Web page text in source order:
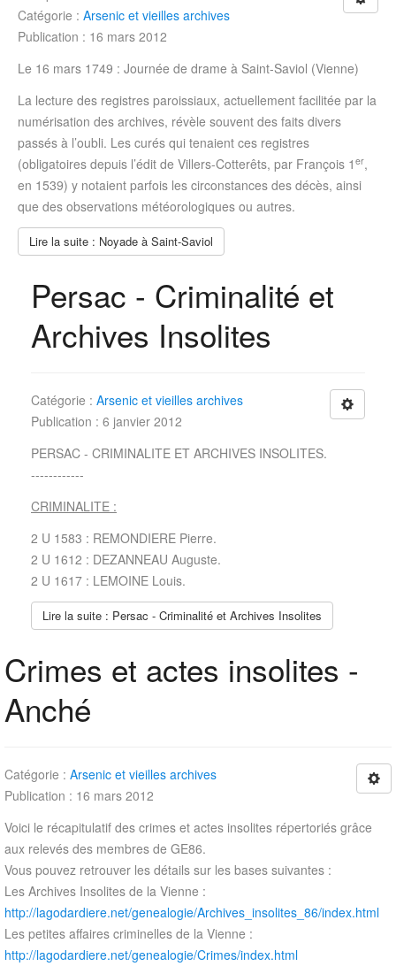
Catégorie : Arsenic et vieilles archives
Publication : 16 mars 2012
Le 16 mars 1749 : Journée de drame à Saint-Saviol (Vienne)
La lecture des registres paroissiaux, actuellement facilitée par la
numérisation des archives, révèle souvent des faits divers
passés à l’oubli. Les curés qui tenaient ces registres
(obligatoires depuis l’édit de Villers-Cotterêts, par François 1 er,
en 1539) y notaient parfois les circonstances des décès, ainsi
que des observations météorologiques ou autres.
Lire la suite : Noyade à Saint-Saviol
Persac - Criminalité et
Archives Insolites
Catégorie : Arsenic et vieilles archives
Publication : 6 janvier 2012
PERSAC - CRIMINALITE ET ARCHIVES INSOLITES.
------------
CRIMINALITE :
2 U 1583 : REMONDIERE Pierre.
2 U 1612 : DEZANNEAU Auguste.
2 U 1617 : LEMOINE Louis.
Lire la suite : Persac - Criminalité et Archives Insolites
Crimes et actes insolites -
Anché
Catégorie : Arsenic et vieilles archives
Publication : 16 mars 2012
Voici le récapitulatif des crimes et actes insolites répertoriés grâce
aux relevés des membres de GE86.
Vous pouvez retrouver les détails sur les bases suivantes :
Les Archives Insolites de la Vienne :
http://lagodardiere.net/genealogie/Archives_insolites_86/index.html
Les petites affaires criminelles de la Vienne :
http://lagodardiere.net/genealogie/Crimes/index.html